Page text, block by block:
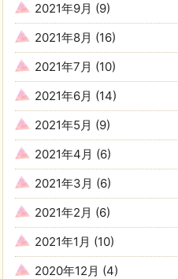
2021年9月 (9)
2021年8月 (16)
2021年7月 (10)
2021年6月 (14)
2021年5月 (9)
2021年4月 (6)
2021年3月 (6)
2021年2月 (6)
2021年1月 (10)
2020年12月 (4)